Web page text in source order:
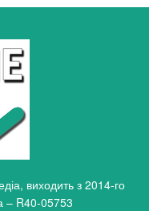
виходить з 2014-го
– R40-05753